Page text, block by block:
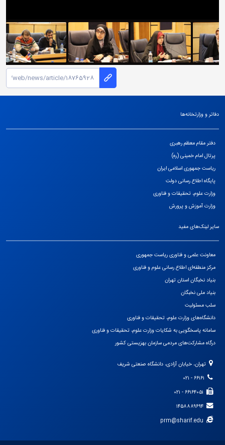
دفاتر و وزارتخانه‌ها
دفتر مقام معظم رهبری
پرتال امام خمینی (ره)
ریاست جمهوری اسلامی ایران
پایگاه اطلاع رسانی دولت
وزارت علوم، تحقیقات و فناوری
وزارت آموزش و پرورش
سایر لینک‌های مفید
معاونت علمی و فناوری ریاست جمهوری
مرکز منطقه‌ای اطلاع رسانی علوم و فناوری
بنیاد نخبگان استان تهران
بنیاد ملی نخبگان
سلب مسئولیت
دانشگاه‌های وزارت علوم، تحقیقات و فناوری
سامانه پاسخگویی به شکایات وزارت علوم، تحقیقات و فناوری
درگاه مشارکت‌های مردمی سازمان بهزیستی کشور
تهران، خیابان آزادی، دانشگاه صنعتی شریف